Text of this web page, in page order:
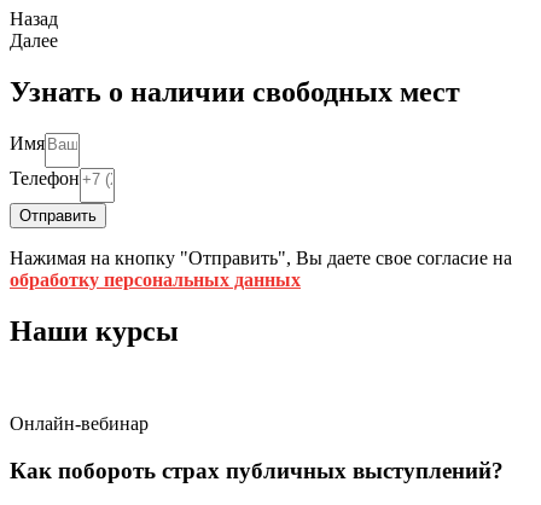
Назад
Далее
Узнать о наличии свободных мест
Имя
Телефон
Отправить
Нажимая на кнопку "Отправить", Вы даете свое согласие на
обработку персональных данных
Наши курсы
Онлайн-вебинар
Как побороть страх публичных выступлений?